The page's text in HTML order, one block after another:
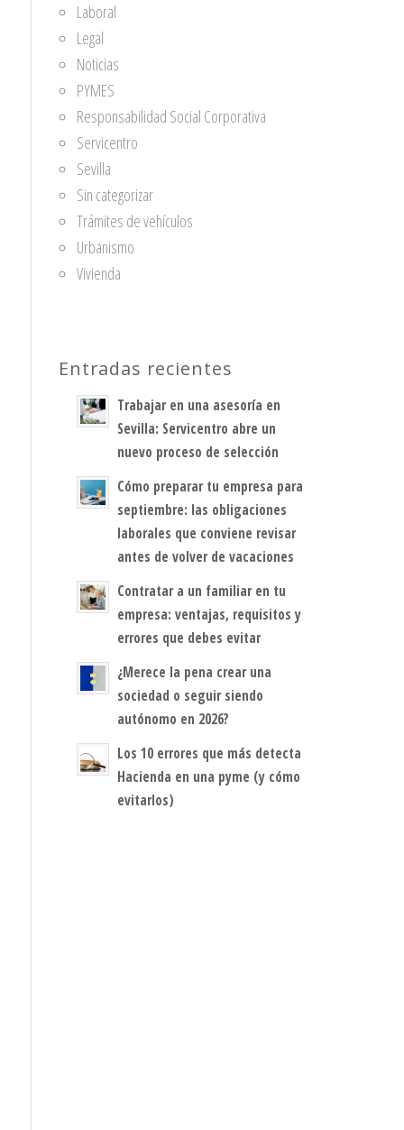
Laboral
Legal
Noticias
PYMES
Responsabilidad Social Corporativa
Servicentro
Sevilla
Sin categorizar
Trámites de vehículos
Urbanismo
Vivienda
Entradas recientes
Trabajar en una asesoría en
Sevilla: Servicentro abre un
nuevo proceso de selección
Cómo preparar tu empresa para
septiembre: las obligaciones
laborales que conviene revisar
antes de volver de vacaciones
Contratar a un familiar en tu
empresa: ventajas, requisitos y
errores que debes evitar
¿Merece la pena crear una
sociedad o seguir siendo
autónomo en 2026?
Los 10 errores que más detecta
Hacienda en una pyme (y cómo
evitarlos)